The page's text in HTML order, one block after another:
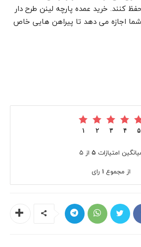
کنند. خرید عمده پارچه لینن طرح دار
اجازه می دهد تا پیراهن هایی خاص
۵ ۴ ۳ ۲ ۱
امتیازات ۵ از ۵
از مجموع۱ رای